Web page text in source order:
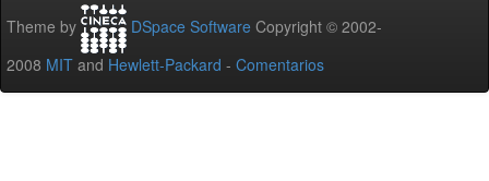
Theme by DSpace Software Copyright © 2002-
2008 MIT and Hewlett-Packard - Comentarios